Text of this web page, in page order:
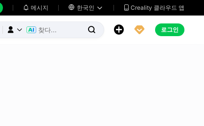
 메시지  한국인   Creality 클라우드 앱
     로그인